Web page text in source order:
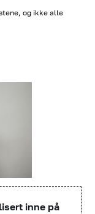
og ikke alle
inne på